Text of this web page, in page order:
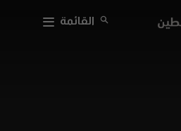
القائمة